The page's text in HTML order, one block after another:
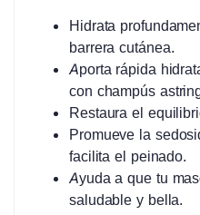
Hidrata
barrera cutánea.
Aporta rápida
con champús
Restaura el
Promueve la
facilita el peinado.
Ayuda a que tu
saludable y bella.